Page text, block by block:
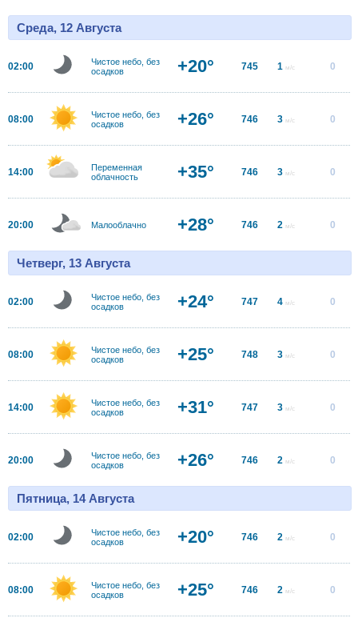
Среда, 12 Августа
02:00
Чистое небо, без
осадков
+20° 745 1 м/с 0
08:00
Чистое небо, без
осадков
+26° 746 3 м/с 0
14:00
Переменная
облачность
+35° 746 3 м/с 0
20:00 Малооблачно +28° 746 2 м/с 0
Четверг, 13 Августа
02:00
Чистое небо, без
осадков
+24° 747 4 м/с 0
08:00
Чистое небо, без
осадков
+25° 748 3 м/с 0
14:00
Чистое небо, без
осадков
+31° 747 3 м/с 0
20:00
Чистое небо, без
осадков
+26° 746 2 м/с 0
Пятница, 14 Августа
02:00
Чистое небо, без
осадков
+20° 746 2 м/с 0
08:00
Чистое небо, без
осадков
+25° 746 2 м/с 0